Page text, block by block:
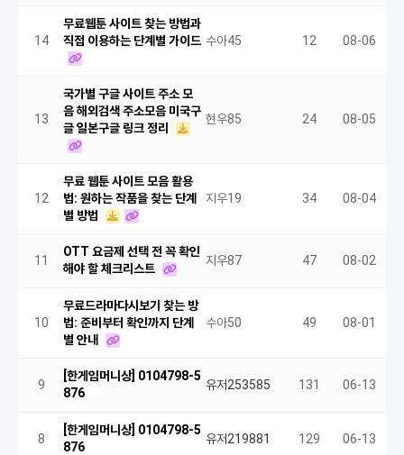
14
무료웹툰 사이트 찾는 방법과
직접 이용하는 단계별 가이드 수아45 12 08-06
13
국가별 구글 사이트 주소 모
음 해외검색 주소모음 미국구
글 일본구글 링크 정리
현우85 24 08-05
12
무료 웹툰 사이트 모음 활용
법: 원하는 작품을 찾는 단계
별 방법
지우19 34 08-04
11
OTT 요금제 선택 전 꼭 확인
해야 할 체크리스트
지우87 47 08-02
10
무료드라마다시보기 찾는 방
법: 준비부터 확인까지 단계
별 안내
수아50 49 08-01
9
[한게임머니상] 0104798-5
876
유저253585 131 06-13
8
[한게임머니상] 0104798-5
876
유저219881 129 06-13